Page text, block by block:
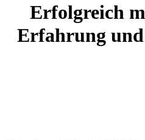
Erfolgreich
Erfahrung